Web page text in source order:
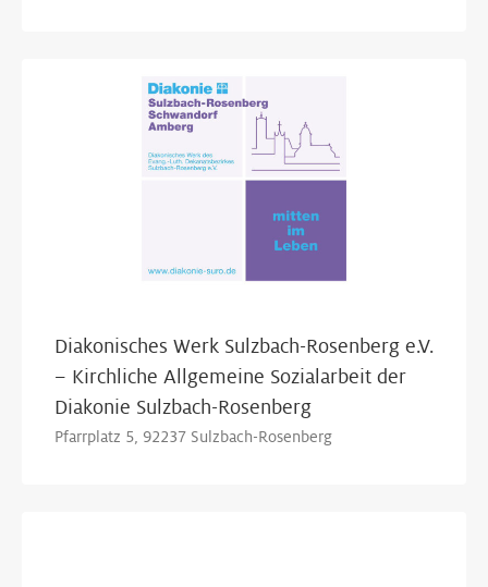
Diakonisches Werk Sulzbach-Rosenberg e.V.
– Kirchliche Allgemeine Sozialarbeit der
Diakonie Sulzbach-Rosenberg
Pfarrplatz 5, 92237 Sulzbach-Rosenberg